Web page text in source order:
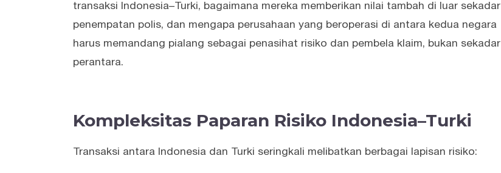
transaksi Indonesia–Turki, bagaimana mereka memberikan nilai tambah di luar sekadar
penempatan polis, dan mengapa perusahaan yang beroperasi di antara kedua negara
harus memandang pialang sebagai penasihat risiko dan pembela klaim, bukan sekadar
perantara.
Kompleksitas Paparan Risiko Indonesia–Turki
Transaksi antara Indonesia dan Turki seringkali melibatkan berbagai lapisan risiko: